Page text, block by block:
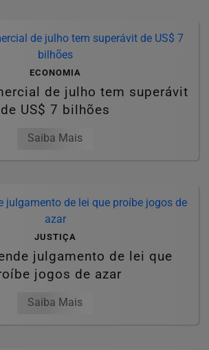
ECONOMIA
de julho tem superávit
de US$ 7 bilhões
Saiba Mais
JUSTIÇA
julgamento de lei que
jogos de azar
Saiba Mais